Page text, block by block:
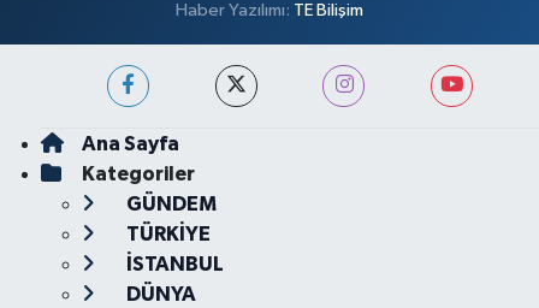
Haber Yazılımı: TE Bilişim
Ana Sayfa
Kategoriler
GÜNDEM
TÜRKİYE
İSTANBUL
DÜNYA